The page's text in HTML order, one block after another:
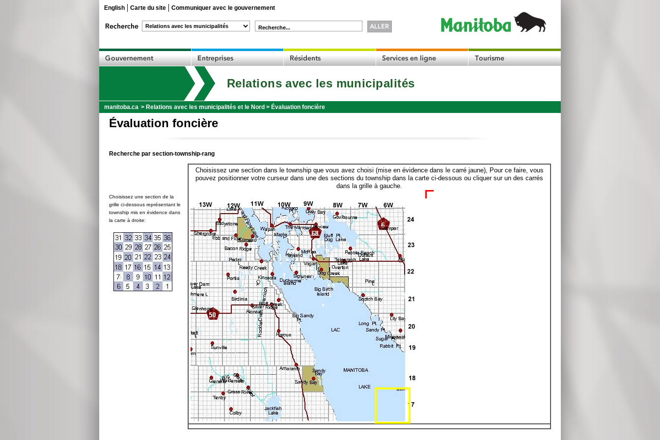
English Carte du site Communiquer avec le gouvernement
Recherche...
Relations avec les municipalités
manitoba.ca > Relations avec les municipalités et le Nord > Évaluation foncière
Évaluation foncière
Recherche par section-township-rang
Choisissez une section de la
grille ci-dessous représentant le
township mis en évidence dans
la carte à droite:
Choisissez une section dans le township que vous avez choisi (mise en évidence dans le carré jaune), Pour ce faire, vous
pouvez positionner votre curseur dans une des sections du township dans la carte ci-dessous ou cliquer sur un des carrés
dans la grille à gauche.